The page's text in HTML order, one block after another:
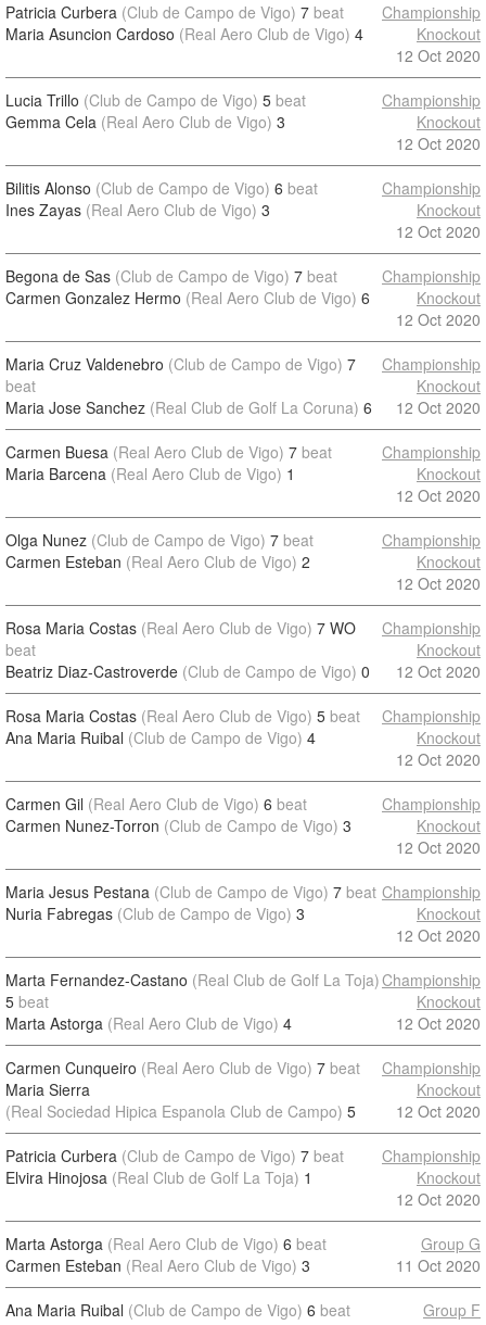
Patricia Curbera (Club de Campo de Vigo) 7 beat
Maria Asuncion Cardoso (Real Aero Club de Vigo) 4
Championship
Knockout
12 Oct 2020
Lucia Trillo (Club de Campo de Vigo) 5 beat
Gemma Cela (Real Aero Club de Vigo) 3
Championship
Knockout
12 Oct 2020
Bilitis Alonso (Club de Campo de Vigo) 6 beat
Ines Zayas (Real Aero Club de Vigo) 3
Championship
Knockout
12 Oct 2020
Begona de Sas (Club de Campo de Vigo) 7 beat
Carmen Gonzalez Hermo (Real Aero Club de Vigo) 6
Championship
Knockout
12 Oct 2020
Maria Cruz Valdenebro (Club de Campo de Vigo) 7
beat
Maria Jose Sanchez (Real Club de Golf La Coruna) 6
Championship
Knockout
12 Oct 2020
Carmen Buesa (Real Aero Club de Vigo) 7 beat
Maria Barcena (Real Aero Club de Vigo) 1
Championship
Knockout
12 Oct 2020
Olga Nunez (Club de Campo de Vigo) 7 beat
Carmen Esteban (Real Aero Club de Vigo) 2
Championship
Knockout
12 Oct 2020
Rosa Maria Costas (Real Aero Club de Vigo) 7 WO
beat
Beatriz Diaz-Castroverde (Club de Campo de Vigo) 0
Championship
Knockout
12 Oct 2020
Rosa Maria Costas (Real Aero Club de Vigo) 5 beat
Ana Maria Ruibal (Club de Campo de Vigo) 4
Championship
Knockout
12 Oct 2020
Carmen Gil (Real Aero Club de Vigo) 6 beat
Carmen Nunez-Torron (Club de Campo de Vigo) 3
Championship
Knockout
12 Oct 2020
Maria Jesus Pestana (Club de Campo de Vigo) 7 beat
Nuria Fabregas (Club de Campo de Vigo) 3
Championship
Knockout
12 Oct 2020
Marta Fernandez-Castano (Real Club de Golf La Toja)
5 beat
Marta Astorga (Real Aero Club de Vigo) 4
Championship
Knockout
12 Oct 2020
Carmen Cunqueiro (Real Aero Club de Vigo) 7 beat
Maria Sierra
(Real Sociedad Hipica Espanola Club de Campo) 5
Championship
Knockout
12 Oct 2020
Patricia Curbera (Club de Campo de Vigo) 7 beat
Elvira Hinojosa (Real Club de Golf La Toja) 1
Championship
Knockout
12 Oct 2020
Marta Astorga (Real Aero Club de Vigo) 6 beat
Carmen Esteban (Real Aero Club de Vigo) 3
Group G
11 Oct 2020
Ana Maria Ruibal (Club de Campo de Vigo) 6 beat
Group F